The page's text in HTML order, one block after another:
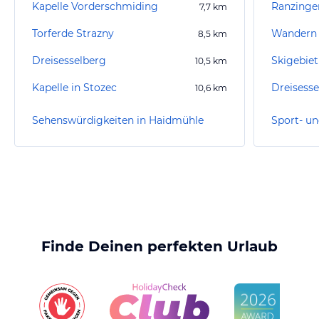
Kapelle Vorderschmiding 7,7 km
Torferde Strazny 8,5 km
Dreisesselberg 10,5 km
Kapelle in Stozec 10,6 km
Sehenswürdigkeiten in Haidmühle
Finde Deinen perfekten Urlaub